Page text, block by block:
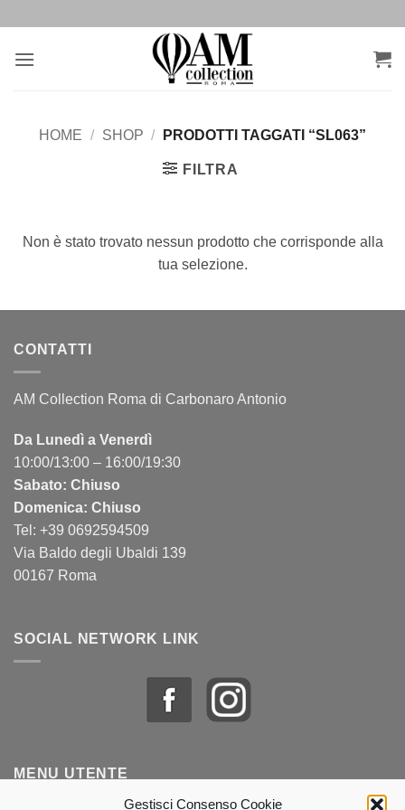
Gestisci Consenso Cookie
contenuti
HOME / SHOP / PRODOTTI TAGGATI “SL063”
FILTRA
Non è stato trovato nessun prodotto che corrisponde alla
tua selezione.
CONTATTI
AM Collection Roma di Carbonaro Antonio
Da Lunedì a Venerdì
10:00/13:00 – 16:00/19:30
Sabato: Chiuso
Domenica: Chiuso
Tel: +39 0692594509
Via Baldo degli Ubaldi 139
00167 Roma
SOCIAL NETWORK LINK
MENU UTENTE